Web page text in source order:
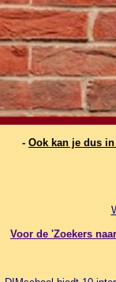
- Ook kan je dus
Voor de 'Zoekers